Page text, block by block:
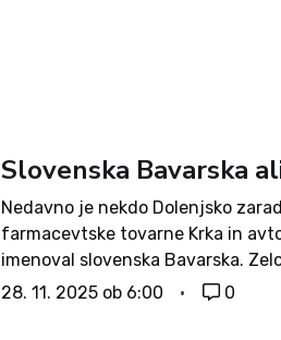
Slovenska Bavarska
Nedavno je nekdo Dolenjsko
farmacevtske tovarne Krka in
imenoval slovenska Bavarska.
zgodovinsko ne povsem
28. 11. 2025 ob 6:00 0